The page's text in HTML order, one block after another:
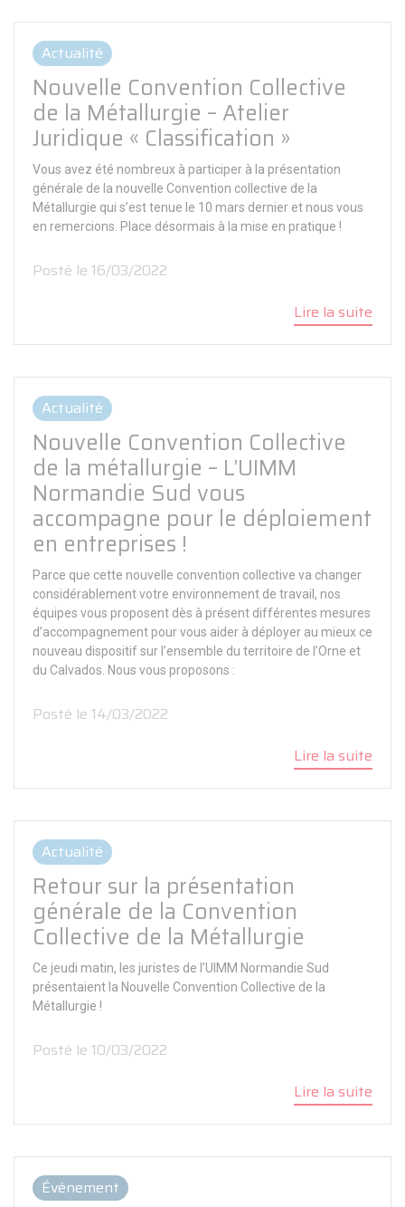
Actualité
Nouvelle Convention Collective
de la Métallurgie – Atelier
Juridique « Classification »
Vous avez été nombreux à participer à la présentation
générale de la nouvelle Convention collective de la
Métallurgie qui s’est tenue le 10 mars dernier et nous vous
en remercions. Place désormais à la mise en pratique !
Posté le 16/03/2022
Lire la suite
Actualité
Nouvelle Convention Collective
de la métallurgie – L’UIMM
Normandie Sud vous
accompagne pour le déploiement
en entreprises !
Parce que cette nouvelle convention collective va changer
considérablement votre environnement de travail, nos
équipes vous proposent dès à présent différentes mesures
d’accompagnement pour vous aider à déployer au mieux ce
nouveau dispositif sur l’ensemble du territoire de l’Orne et
du Calvados. Nous vous proposons :
Posté le 14/03/2022
Lire la suite
Actualité
Retour sur la présentation
générale de la Convention
Collective de la Métallurgie
Ce jeudi matin, les juristes de l’UIMM Normandie Sud
présentaient la Nouvelle Convention Collective de la
Métallurgie !
Posté le 10/03/2022
Lire la suite
Événement